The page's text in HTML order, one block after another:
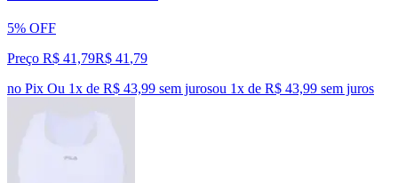
5% OFF
Preço R$ 41,79R$ 41 ,79
no Pix Ou 1x de R$ 43,99 sem jurosou 1x de R$ 43,99 sem juros